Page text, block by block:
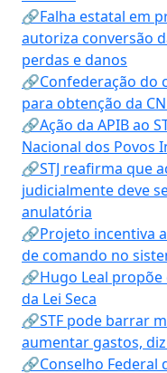
🔗Falha estatal em
autoriza conversão
perdas e danos
🔗Confederação do
para obtenção da
🔗Ação da APIB ao
Nacional dos Povos
🔗STJ reafirma que
judicialmente deve
anulatória
🔗Projeto incentiva
de comando no
🔗Hugo Leal
da Lei Seca
🔗STF pode barrar
aumentar gastos,
🔗Conselho Federal